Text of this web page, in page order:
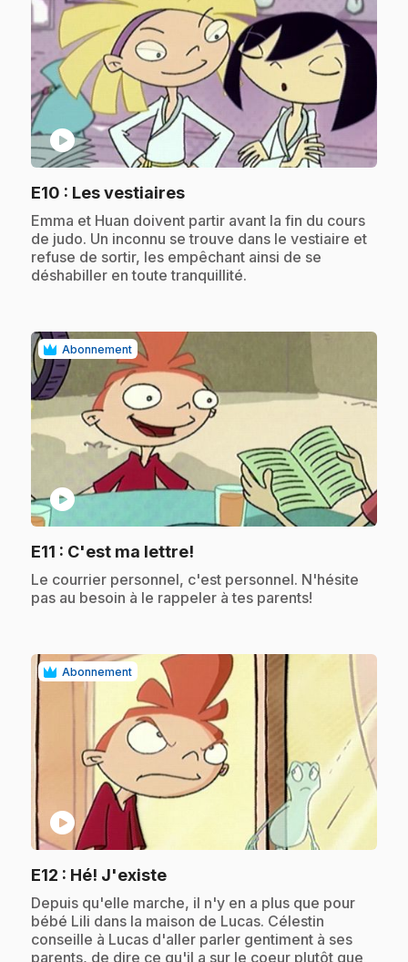
play_circle
E10 : Les vestiaires.
.Emma et Huan doivent partir avant la fin du cours
de judo. Un inconnu se trouve dans le vestiaire et
refuse de sortir, les empêchant ainsi de se
déshabiller en toute tranquillité.
Abonnement
play_circle
E11 : C'est ma lettre!
.Le courrier personnel, c'est personnel. N'hésite
pas au besoin à le rappeler à tes parents!
Abonnement
play_circle
E12 : Hé! J'existe.
.Depuis qu'elle marche, il n'y en a plus que pour
bébé Lili dans la maison de Lucas. Célestin
conseille à Lucas d'aller parler gentiment à ses
parents, de dire ce qu'il a sur le coeur plutôt que